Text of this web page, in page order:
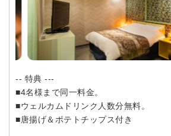
-- 特典 ---
■4名様まで同一料金。
■ウェルカムドリンク人数分無料。
■唐揚げ＆ポテトチップス付き